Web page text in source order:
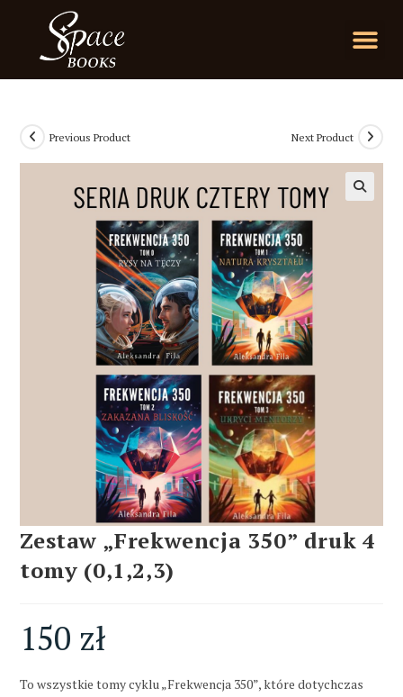
Previous Product Next Product
Zestaw „Frekwencja 350” druk 4
tomy (0,1,2,3)
150 zł
To wszystkie tomy cyklu „Frekwencja 350”, które dotychczas